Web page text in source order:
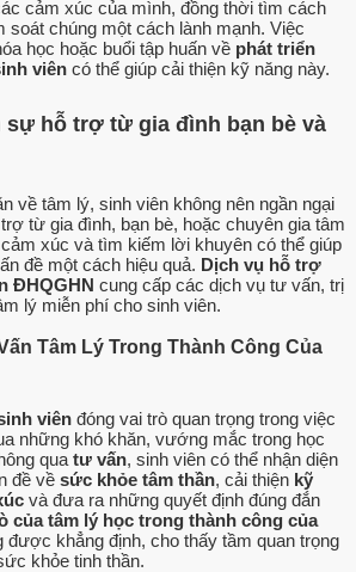
cảm xúc của mình, đồng thời tìm cách
soát chúng một cách lành mạnh. Việc
học hoặc buổi tập huấn về phát triển
viên có thể giúp cải thiện kỹ năng này.
sự hỗ trợ từ gia đình bạn bè và
về tâm lý, sinh viên không nên ngần ngại
từ gia đình, bạn bè, hoặc chuyên gia tâm
xúc và tìm kiếm lời khuyên có thể giúp
đề một cách hiệu quả. Dịch vụ hỗ trợ
ĐHQGHN cung cấp các dịch vụ tư vấn, trị
lý miễn phí cho sinh viên.
Tâm Lý Trong Thành Công Của
viên đóng vai trò quan trọng trong việc
những khó khăn, vướng mắc trong học
qua tư vấn, sinh viên có thể nhận diện
đề về sức khỏe tâm thần, cải thiện kỹ
và đưa ra những quyết định đúng đắn
của tâm lý học trong thành công của
được khẳng định, cho thấy tầm quan trọng
khỏe tinh thần.